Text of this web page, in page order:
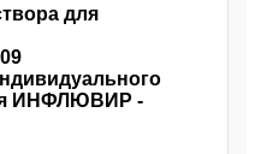
для
ИНФЛЮВИР -